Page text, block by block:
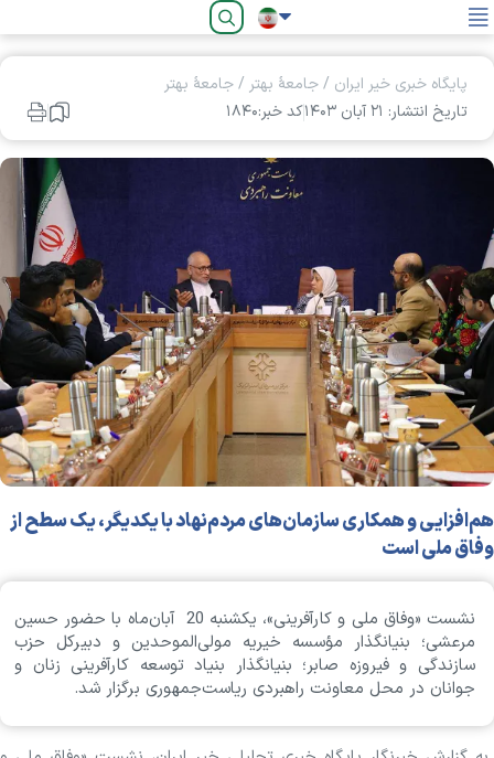
فارسی
پایگاه خبری خیر ایران /جامعۀ بهتر /جامعۀ بهتر
تاریخ انتشار: ۲۱ آبان ۱۴۰۳
کد خبر:۱۸۴۰
هم‌افزایی و همکاری سازمان‌های مردم‌نهاد با یکدیگر، یک سطح از
وفاق ملی است
نشست «وفاق ملی و کارآفرینی»، یکشنبه 20 آبان‌ماه با حضور حسین
مرعشی؛ بنیانگذار مؤسسه خیریه مولی‌الموحدین و دبیرکل حزب
سازندگی و فیروزه صابر؛ بنیانگذار بنیاد توسعه کارآفرینی زنان و
جوانان در محل معاونت راهبردی ریاست‌جمهوری برگزار شد.